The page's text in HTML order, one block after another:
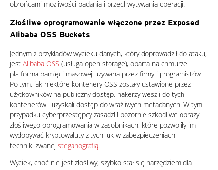
obrońcami możliwości badania i przechwytywania operacji.
Złośliwe oprogramowanie włączone przez Exposed
Alibaba OSS Buckets
Jednym z przykładów wycieku danych, który doprowadził do ataku,
jest Alibaba OSS (usługa open storage), oparta na chmurze
platforma pamięci masowej używana przez firmy i programistów.
Po tym, jak niektóre kontenery OSS zostały ustawione przez
użytkowników na publiczny dostęp, hakerzy weszli do tych
kontenerów i uzyskali dostęp do wrażliwych metadanych. W tym
przypadku cyberprzestępcy zasadzili pozornie szkodliwe obrazy
złośliwego oprogramowania w zasobnikach, które pozwoliły im
wydobywać kryptowaluty z tych luk w zabezpieczeniach —
techniki zwanej steganografią.
Wyciek, choć nie jest złośliwy, szybko stał się narzędziem dla